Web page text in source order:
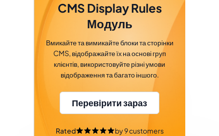
CMS Display Rules
Модуль
Вмикайте та вимикайте блоки та сторінки
CMS, відображайте їх на основі груп
клієнтів, використовуйте різні умови
відображення та багато іншого.
Перевірити зараз
Rated by9customers